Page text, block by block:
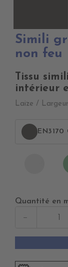
Simili
non feu
Tissu
intérieur
Laize / Largeur
EN3170
EN3000
NEIGE
Quantité en
−